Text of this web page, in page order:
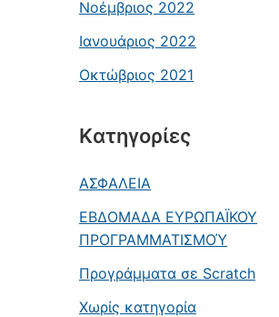
Νοέμβριος 2022
Ιανουάριος 2022
Οκτώβριος 2021
Kατηγορίες
ΑΣΦΑΛΕΙΑ
ΕΒΔΟΜΑΔΑ ΕΥΡΩΠΑΪΚΟΥ
ΠΡΟΓΡΑΜΜΑΤΙΣΜΟΎ
Προγράμματα σε Scratch
Χωρίς κατηγορία